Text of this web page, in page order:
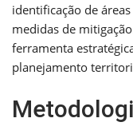
identificação de
medidas de
ferramenta
planejamento